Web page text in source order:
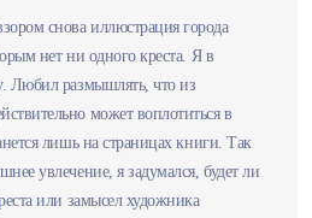
снова иллюстрация города
нет ни одного креста. Я в
Любил размышлять, что из
может воплотиться в
лишь на страницах книги. Так
увлечение, я задумался, будет ли
или замысел художника